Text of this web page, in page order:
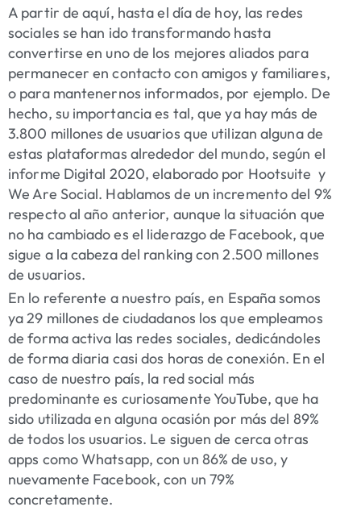
A partir de aquí, hasta el día de hoy, las redes
sociales se han ido transformando hasta
convertirse en uno de los mejores aliados para
permanecer en contacto con amigos y familiares,
o para mantenernos informados, por ejemplo. De
hecho, su importancia es tal, que ya hay más de
3.800 millones de usuarios que utilizan alguna de
estas plataformas alrededor del mundo, según el
informe Digital 2020, elaborado por Hootsuite y
We Are Social. Hablamos de un incremento del 9%
respecto al año anterior, aunque la situación que
no ha cambiado es el liderazgo de Facebook, que
sigue a la cabeza del ranking con 2.500 millones
de usuarios.
En lo referente a nuestro país, en España somos
ya 29 millones de ciudadanos los que empleamos
de forma activa las redes sociales, dedicándoles
de forma diaria casi dos horas de conexión. En el
caso de nuestro país, la red social más
predominante es curiosamente YouTube, que ha
sido utilizada en alguna ocasión por más del 89%
de todos los usuarios. Le siguen de cerca otras
apps como Whatsapp, con un 86% de uso, y
nuevamente Facebook, con un 79%
concretamente.